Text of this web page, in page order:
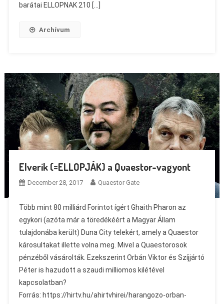
barátai ELLOPNAK 210 […]
Archívum
Elverik (=ELLOPJÁK) a Quaestor-vagyont
December 28, 2017 Quaestor Gate
Több mint 80 milliárd Forintot ígért Ghaith Pharon az
egykori (azóta már a töredékéért a Magyar Állam
tulajdonába került) Duna City telekért, amely a Quaestor
károsultakat illette volna meg. Mivel a Quaestorosok
pénzéből vásárolták. Ezekszerint Orbán Viktor és Szíjjártó
Péter is hazudott a szaudi milliomos kilétével
kapcsolatban?
Forrás: https://hirtv.hu/ahirtvhirei/harangozo-orban-